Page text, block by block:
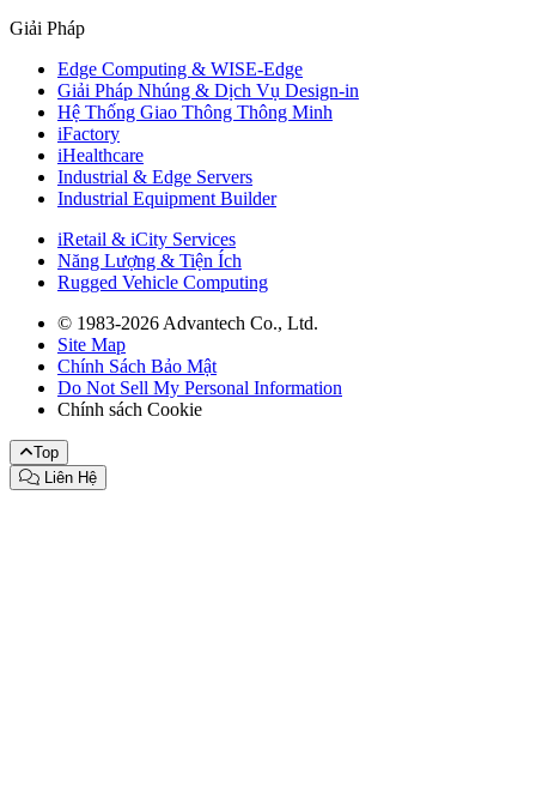
Giải Pháp
Edge Computing & WISE-Edge
Giải Pháp Nhúng & Dịch Vụ Design-in
Hệ Thống Giao Thông Thông Minh
iFactory
iHealthcare
Industrial & Edge Servers
Industrial Equipment Builder
iRetail & iCity Services
Năng Lượng & Tiện Ích
Rugged Vehicle Computing
© 1983-2026 Advantech Co., Ltd.
Site Map
Chính Sách Bảo Mật
Do Not Sell My Personal Information
Chính sách Cookie
Top
Liên Hệ